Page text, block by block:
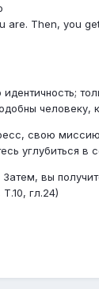
are. Then, you
человеку,
свою
углубиться в
Затем, вы
гл.24)